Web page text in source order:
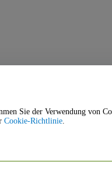
von Cookies zur
Cookie-Richtlinie.